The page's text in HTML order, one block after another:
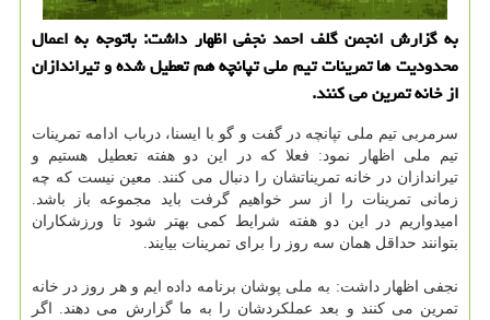
به گزارش انجمن گلف احمد نجفی اظهار داشت: باتوجه به اعمال
محدودیت ها تمرینات تیم ملی تپانچه هم تعطیل شده و تیراندازان
از خانه تمرین می كنند.
سرمربی تیم ملی تپانچه در گفت و گو با ایسنا، درباب ادامه تمرینات
تیم ملی اظهار نمود: فعلا که در این دو هفته تعطیل هستیم و
تیراندازان در خانه تمریناتشان را دنبال می کنند. معین نیست که چه
زمانی تمرینات را از سر خواهیم گرفت باید مجموعه باز باشد.
امیدواریم در این دو هفته شرایط کمی بهتر شود تا ورزشکاران
بتوانند حداقل همان سه روز را برای تمرینات بیایند.
نجفی اظهار داشت: به ملی پوشان برنامه داده ایم و هر روز در خانه
تمرین می کنند و بعد عملکردشان را به ما گزارش می دهند. اگر